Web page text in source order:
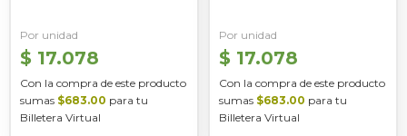
Por unidad
$ 17.078
Con la compra de este producto
sumas $683.00 para tu
Billetera Virtual
Por unidad
$ 17.078
Con la compra de este producto
sumas $683.00 para tu
Billetera Virtual